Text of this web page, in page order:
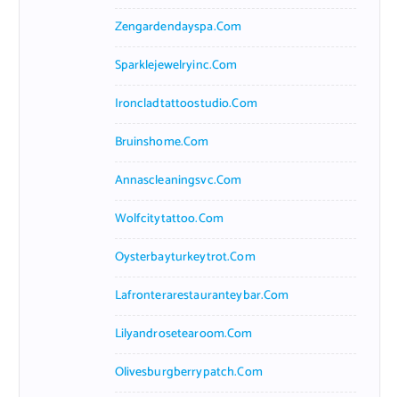
Zengardendayspa.com
Sparklejewelryinc.com
Ironcladtattoostudio.com
Bruinshome.com
Annascleaningsvc.com
Wolfcitytattoo.com
Oysterbayturkeytrot.com
Lafronterarestauranteybar.com
Lilyandrosetearoom.com
Olivesburgberrypatch.com